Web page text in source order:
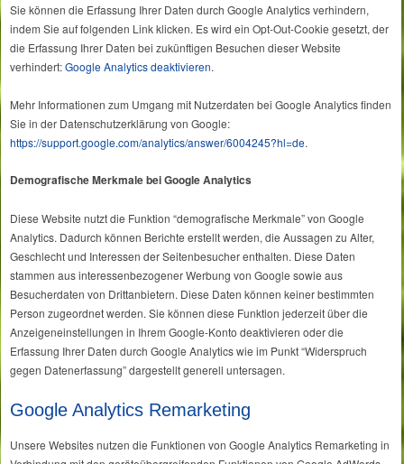
Sie können die Erfassung Ihrer Daten durch Google Analytics verhindern,
indem Sie auf folgenden Link klicken. Es wird ein Opt-Out-Cookie gesetzt, der
die Erfassung Ihrer Daten bei zukünftigen Besuchen dieser Website
verhindert:Google Analytics deaktivieren.
Mehr Informationen zum Umgang mit Nutzerdaten bei Google Analytics finden
Sie in der Datenschutzerklärung von Google:
https://support.google.com/analytics/answer/6004245?hl=de.
Demografische Merkmale bei Google Analytics
Diese Website nutzt die Funktion “demografische Merkmale” von Google
Analytics. Dadurch können Berichte erstellt werden, die Aussagen zu Alter,
Geschlecht und Interessen der Seitenbesucher enthalten. Diese Daten
stammen aus interessenbezogener Werbung von Google sowie aus
Besucherdaten von Drittanbietern. Diese Daten können keiner bestimmten
Person zugeordnet werden. Sie können diese Funktion jederzeit über die
Anzeigeneinstellungen in Ihrem Google-Konto deaktivieren oder die
Erfassung Ihrer Daten durch Google Analytics wie im Punkt “Widerspruch
gegen Datenerfassung” dargestellt generell untersagen.
Google Analytics Remarketing
Unsere Websites nutzen die Funktionen von Google Analytics Remarketing in